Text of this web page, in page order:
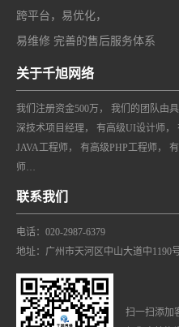
跨平台，易优化，
易维修 完善的售后服务体系
关于千旭网络
我们注册资金500万， 我们的团队由
深技术项目经理， 有高级UI设计师，
JAVA工程师， 有高级PHP工程师，
师…
联系我们
电话：020-2987-6379
地址：广州市天河区中山大道中1190
扫一扫添加